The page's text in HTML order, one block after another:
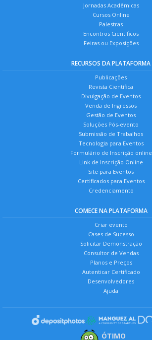
Jornadas Acadêmicas
Cursos Online
Palestras
Encontros Científicos
Feiras ou Exposições
RECURSOS DA PLATAFORMA
Publicações
Revista Científica
Divulgação de Eventos
Venda de Ingressos
Gestão de Eventos
Soluções Pós-evento
Submissão de Trabalhos
Tecnologia para Eventos
Formulário de Inscrição online
Link de Inscrição Online
Site para Eventos
Certificados para Eventos
Credenciamento
COMECE NA PLATAFORMA
Criar evento
Cases de Sucesso
Solicitar Demonstração
Consultor de Vendas
Planos e Preços
Autenticar Certificado
Desenvolvedores
Ajuda
ÓTIMO